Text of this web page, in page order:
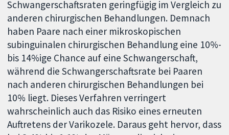
Schwangerschaftsraten geringfügig im Vergleich zu
anderen chirurgischen Behandlungen. Demnach
haben Paare nach einer mikroskopischen
subinguinalen chirurgischen Behandlung eine 10%-
bis 14%ige Chance auf eine Schwangerschaft,
während die Schwangerschaftsrate bei Paaren
nach anderen chirurgischen Behandlungen bei
10% liegt. Dieses Verfahren verringert
wahrscheinlich auch das Risiko eines erneuten
Auftretens der Varikozele. Daraus geht hervor, dass